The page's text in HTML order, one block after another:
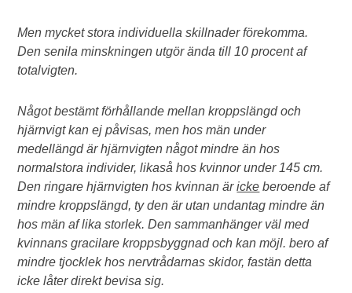
Men mycket stora individuella skillnader förekomma.
Den senila minskningen utgör ända till 10 procent af
totalvigten.
Något bestämt förhållande mellan kroppslängd och
hjärnvigt kan ej påvisas, men hos män under
medellängd är hjärnvigten något mindre än hos
normalstora individer, likaså hos kvinnor under 145 cm.
Den ringare hjärnvigten hos kvinnan äricke beroende af
mindre kroppslängd, ty den är utan undantag mindre än
hos män af lika storlek. Den sammanhänger väl med
kvinnans gracilare kroppsbyggnad och kan möjl. bero af
mindre tjocklek hos nervtrådarnas skidor, fastän detta
icke låter direkt bevisa sig.